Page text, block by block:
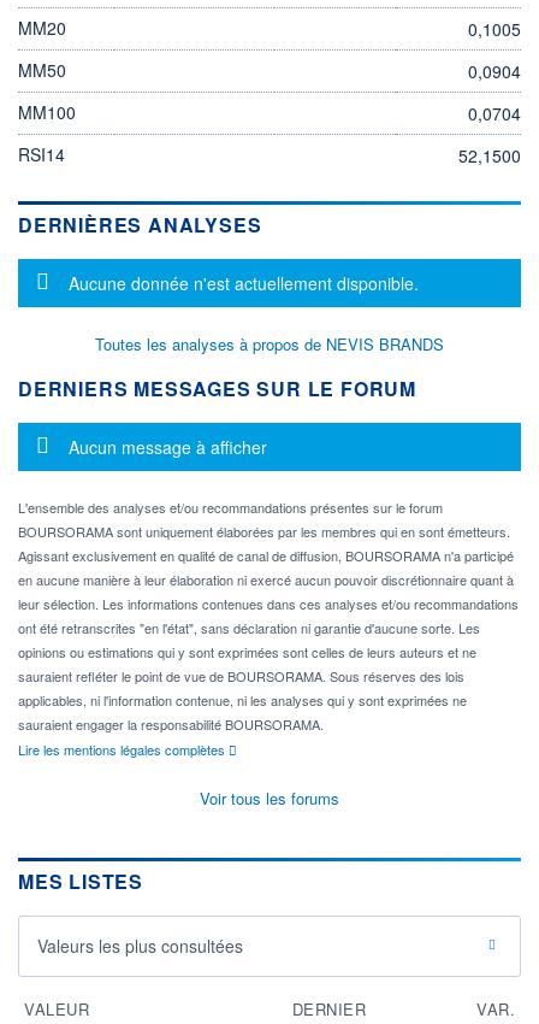
MM20
0,1005
MM50
0,0904
MM100
0,0704
RSI14
52,1500
DERNIÈRES ANALYSES
Message d'information
Aucune donnée n'est actuellement disponible.
Toutes les analyses à propos de NEVIS BRANDS
DERNIERS MESSAGES SUR LE FORUM
Message d'information
Aucun message à afficher
L'ensemble des analyses et/ou recommandations présentes sur le forum
BOURSORAMA sont uniquement élaborées par les membres qui en sont émetteurs.
Agissant exclusivement en qualité de canal de diffusion, BOURSORAMA n'a participé
en aucune manière à leur élaboration ni exercé aucun pouvoir discrétionnaire quant à
leur sélection. Les informations contenues dans ces analyses et/ou recommandations
ont été retranscrites "en l'état", sans déclaration ni garantie d'aucune sorte. Les
opinions ou estimations qui y sont exprimées sont celles de leurs auteurs et ne
sauraient refléter le point de vue de BOURSORAMA. Sous réserves des lois
applicables, ni l'information contenue, ni les analyses qui y sont exprimées ne
sauraient engager la responsabilité BOURSORAMA.
Lire les mentions légales complètes
Voir tous les forums
MES LISTES
Valeurs les plus consultées
VALEUR DERNIER VAR.